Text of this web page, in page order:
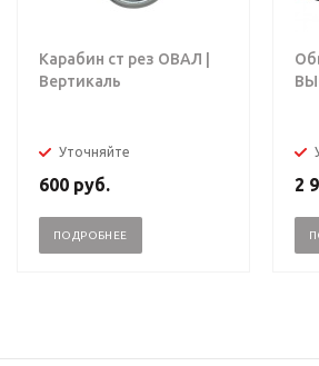
Карабин ст рез ОВАЛ |
Вертикаль
Уточняйте
600 руб.
ПОДРОБНЕЕ
2